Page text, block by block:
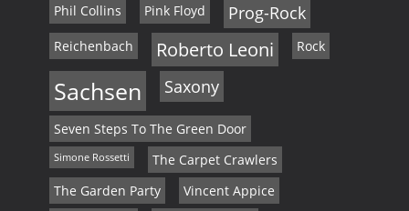
Phil Collins Pink Floyd Prog-Rock
Reichenbach Roberto Leoni Rock
Sachsen Saxony
Seven Steps To The Green Door
Simone Rossetti
The Carpet Crawlers
The Garden Party
Vincent Appice